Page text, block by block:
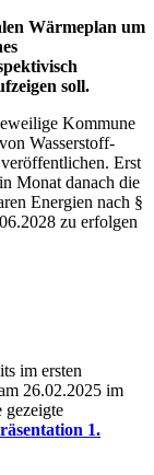
Wärmeplan um
soll.
Kommune
Wasserstoff-
Erst
Monat danach die
Energien nach §
zu erfolgen
im ersten
26.02.2025 im
gezeigte
1.